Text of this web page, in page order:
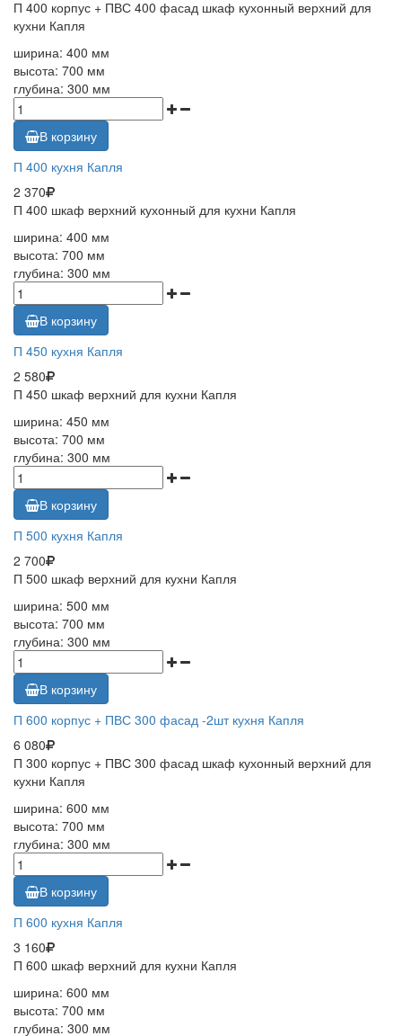
П 400 корпус + ПВС 400 фасад шкаф кухонный верхний для
кухни Капля
ширина: 400 мм
высота: 700 мм
глубина: 300 мм
В корзину
П 400 кухня Капля
2 370
П 400 шкаф верхний кухонный для кухни Капля
ширина: 400 мм
высота: 700 мм
глубина: 300 мм
В корзину
П 450 кухня Капля
2 580
П 450 шкаф верхний для кухни Капля
ширина: 450 мм
высота: 700 мм
глубина: 300 мм
В корзину
П 500 кухня Капля
2 700
П 500 шкаф верхний для кухни Капля
ширина: 500 мм
высота: 700 мм
глубина: 300 мм
В корзину
П 600 корпус + ПВС 300 фасад -2шт кухня Капля
6 080
П 300 корпус + ПВС 300 фасад шкаф кухонный верхний для
кухни Капля
ширина: 600 мм
высота: 700 мм
глубина: 300 мм
В корзину
П 600 кухня Капля
3 160
П 600 шкаф верхний для кухни Капля
ширина: 600 мм
высота: 700 мм
глубина: 300 мм